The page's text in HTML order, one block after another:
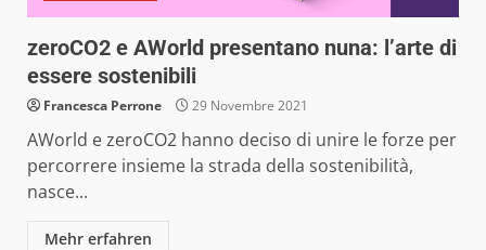
zeroCO2 e AWorld presentano nuna: l’arte di
essere sostenibili
Francesca Perrone 29 Novembre 2021
AWorld e zeroCO2 hanno deciso di unire le forze per
percorrere insieme la strada della sostenibilità,
nasce...
Mehr erfahren